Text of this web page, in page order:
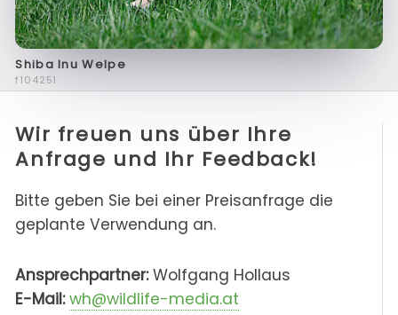
Shiba Inu Welpe
f104251
Wir freuen uns über Ihre
Anfrage und Ihr Feedback!
Bitte geben Sie bei einer Preisanfrage die
geplante Verwendung an.
Ansprechpartner:Wolfgang Hollaus
E-Mail: wh@wildlife-media.at